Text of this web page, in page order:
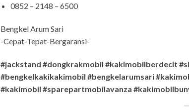
0852 – 2148 – 6500
Bengkel Arum Sari
-Cepat-Tepat-Bergaransi-
#jackstand #dongkrakmobil #kakimobilberdecit
#bengkelkakikakimobil #bengkelarumsari
#kakimobil #sparepartmobilavanza